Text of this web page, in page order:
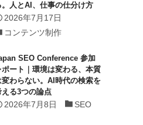
。人とAI、仕事の仕分け方
2026年7月17日
コンテンツ制作
SEO Conference 参加
ポート｜環境は変わる、本質
変わらない。AI時代の検索を
える3つの論点
2026年7月8日 SEO